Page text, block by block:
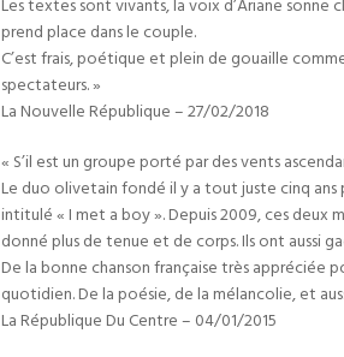
Les textes sont vivants, la voix d’Ariane
prend place dans le couple.
C’est frais, poétique et plein de gouaille
spectateurs. »
La Nouvelle République – 27/02/2018
« S’il est un groupe porté par des vents
Le duo olivetain fondé il y a tout juste cinq
intitulé « I met a boy ». Depuis 2009, ces deux
donné plus de tenue et de corps. Ils ont aussi
De la bonne chanson française très appréciée
quotidien. De la poésie, de la mélancolie, et
La République Du Centre – 04/01/2015